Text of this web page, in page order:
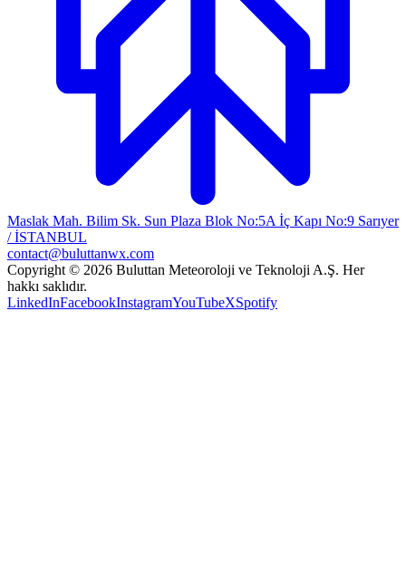
Maslak Mah. Bilim Sk. Sun Plaza Blok No:5A İç Kapı No:9 Sarıyer
/ İSTANBUL
contact@buluttanwx.com
Copyright © 2026 Buluttan Meteoroloji ve Teknoloji A.Ş. Her
hakkı saklıdır.
LinkedInFacebookInstagramYouTubeXSpotify